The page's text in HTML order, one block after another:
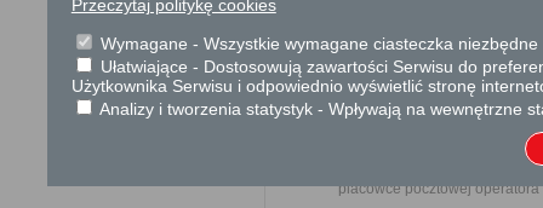
Wniosek o odszkodowanie
17 zł opłata skarbowa za
Tryb odwoławczy
Odwołanie wnosi się do
który ją wydał. O
placówce pocztowej
Przeczytaj politykę cookies
Wymagane - Wszystkie wymagane ciasteczka
Ułatwiające - Dostosowują zawartości Serwisu do
Użytkownika Serwisu i odpowiednio wyświetlić stronę
Analizy i tworzenia statystyk - Wpływają na wewnętrzne